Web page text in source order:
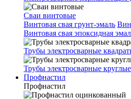
Сваи винтовые
Винтовая свая грунт-эмаль
Винтовая свая эпоксидная
Трубы электросварные
Трубы электросварные круглые
Профнастил
Профнастил